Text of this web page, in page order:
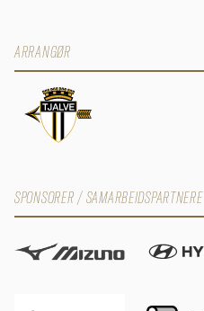
ARRANGØR
SPONSORER / SAMARBEIDSPARTNERE